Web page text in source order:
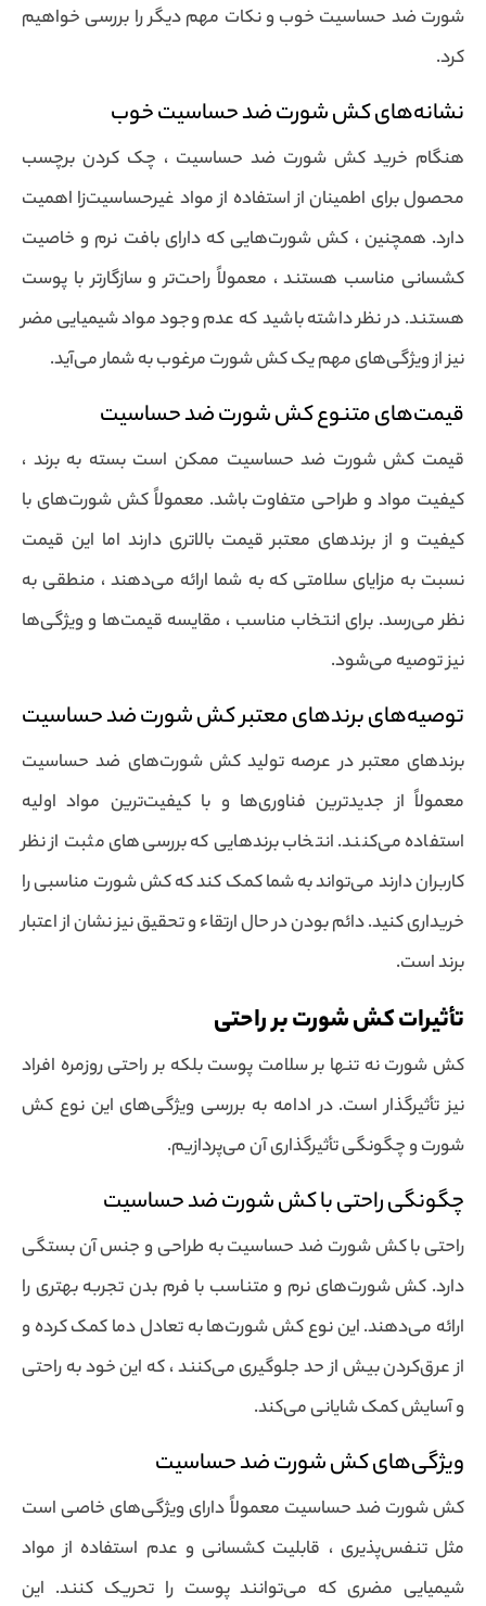
شورت ضد حساسیت خوب و نکات مهم دیگر را بررسی خواهیم
کرد.
نشانه‌های کش شورت ضد حساسیت خوب
هنگام خرید کش شورت ضد حساسیت ، چک کردن برچسب
محصول برای اطمینان از استفاده از مواد غیرحساسیت‌زا اهمیت
دارد. همچنین ، کش شورت‌هایی که دارای بافت نرم و خاصیت
کشسانی مناسب هستند ، معمولاً راحت‌تر و سازگارتر با پوست
هستند. در نظر داشته باشید که عدم وجود مواد شیمیایی مضر
نیز از ویژگی‌های مهم یک کش شورت مرغوب به شمار می‌آید.
قیمت‌های متنوع کش شورت ضد حساسیت
قیمت کش شورت ضد حساسیت ممکن است بسته به برند ،
کیفیت مواد و طراحی متفاوت باشد. معمولاً کش شورت‌های با
کیفیت و از برندهای معتبر قیمت بالاتری دارند اما این قیمت
نسبت به مزایای سلامتی که به شما ارائه می‌دهند ، منطقی به
نظر می‌رسد. برای انتخاب مناسب ، مقایسه قیمت‌ها و ویژگی‌ها
نیز توصیه می‌شود.
توصیه‌های برندهای معتبر کش شورت ضد حساسیت
برندهای معتبر در عرصه تولید کش شورت‌های ضد حساسیت
معمولاً از جدیدترین فناوری‌ها و با کیفیت‌ترین مواد اولیه
استفاده می‌کنند. انتخاب برندهایی که بررسی‌های مثبت از نظر
کاربران دارند می‌تواند به شما کمک کند که کش شورت مناسبی را
خریداری کنید. دائم بودن در حال ارتقاء و تحقیق نیز نشان از اعتبار
برند است.
تأثیرات کش شورت بر راحتی
کش شورت نه تنها بر سلامت پوست بلکه بر راحتی روزمره افراد
نیز تأثیرگذار است. در ادامه به بررسی ویژگی‌های این نوع کش
شورت و چگونگی تأثیرگذاری آن می‌پردازیم.
چگونگی راحتی با کش شورت ضد حساسیت
راحتی با کش شورت ضد حساسیت به طراحی و جنس آن بستگی
دارد. کش شورت‌های نرم و متناسب با فرم بدن تجربه بهتری را
ارائه می‌دهند. این نوع کش شورت‌ها به تعادل دما کمک کرده و
از عرق‌کردن بیش از حد جلوگیری می‌کنند ، که این خود به راحتی
و آسایش کمک شایانی می‌کند.
ویژگی‌های کش شورت ضد حساسیت
کش شورت ضد حساسیت معمولاً دارای ویژگی‌های خاصی است
مثل تنفس‌پذیری ، قابلیت کشسانی و عدم استفاده از مواد
شیمیایی مضری که می‌توانند پوست را تحریک کنند. این